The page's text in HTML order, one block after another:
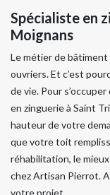
Spécialiste en
Moignans
Le métier de
ouvriers. Et c’est
de vie. Pour
en zinguerie à Saint
hauteur de votre
que votre toit
réhabilitation, le
chez Artisan Pierrot.
votre projet.